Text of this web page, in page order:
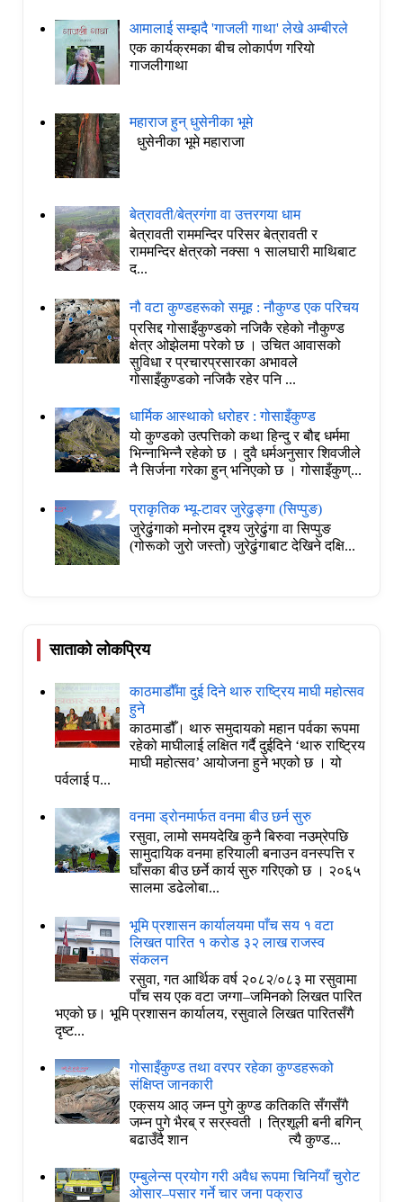
आमालाई सम्झदै 'गाजली गाथा' लेखे अम्बीरले
एक कार्यक्रमका बीच लोकार्पण गरियो
गाजलीगाथा
महाराज हुन् धुसेनीका भूमे
धुसेनीका भूमे महाराजा
बेत्रावती/बेत्रगंगा वा उत्तरगया धाम
बेत्रावती राममन्दिर परिसर बेत्रावती र
राममन्दिर क्षेत्रको नक्सा १ सालघारी माथिबाट
द...
नौ वटा कुण्डहरूको समूह : नौकुण्ड एक परिचय
प्रसिद्द गोसाइँकुण्डको नजिकै रहेको नौकुण्ड
क्षेत्र ओझेलमा परेको छ । उचित आवासको
सुविधा र प्रचारप्रसारका अभावले
गोसाइँकुण्डको नजिकै रहेर पनि ...
धार्मिक आस्थाको धरोहर : गोसाइँकुण्ड
यो कुण्डको उत्पत्तिको कथा हिन्दु र बौद्द धर्ममा
भिन्नाभिन्नै रहेको छ । दुवै धर्मअनुसार शिवजीले
नै सिर्जना गरेका हुन् भनिएको छ । गोसाइँकुण्...
प्राकृतिक भ्यू-टावर जुरेढुङ्गा (सिप्पुङ)
जुरेढुंगाको मनोरम दृश्य जुरेढुंगा वा सिप्पुङ
(गोरूको जुरो जस्तो) जुरेढुंगाबाट देखिने दक्षि...
साताको लोकप्रिय
काठमाडौँमा दुई दिने थारु राष्ट्रिय माघी महोत्सव
हुने
काठमाडौँ। थारु समुदायको महान पर्वका रूपमा
रहेको माघीलाई लक्षित गर्दै दुईदिने ‘थारु राष्ट्रिय
माघी महोत्सव’ आयोजना हुने भएको छ । यो
पर्वलाई प...
वनमा ड्रोनमार्फत वनमा बीउ छर्न सुरु
रसुवा, लामो समयदेखि कुनै बिरुवा नउम्रेपछि
सामुदायिक वनमा हरियाली बनाउन वनस्पत्ति र
घाँसका बीउ छर्ने कार्य सुरु गरिएको छ । २०६५
सालमा डढेलोबा...
भूमि प्रशासन कार्यालयमा पाँच सय १ वटा
लिखत पारित १ करोड ३२ लाख राजस्व
संकलन
रसुवा, गत आर्थिक वर्ष २०८२/०८३ मा रसुवामा
पाँच सय एक वटा जग्गा–जमिनको लिखत पारित
भएको छ। भूमि प्रशासन कार्यालय, रसुवाले लिखत पारितसँगै
दृष्ट...
गोसाइँकुण्ड तथा वरपर रहेका कुण्डहरूको
संक्षिप्त जानकारी
एक्‌सय आठ् जम्न पुगे कुण्ड कतिकति सँगसँगै
जम्न पुगे भैरब् र सर्‌स्वती । त्रिशूली बनी बगिन्
बढाउँदै शान त्यै कुण्ड...
एम्बुलेन्स प्रयोग गरी अवैध रूपमा चिनियाँ चुरोट
ओसार–पसार गर्ने चार जना पक्राउ